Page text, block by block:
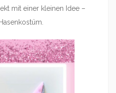
mit einer kleinen Idee –